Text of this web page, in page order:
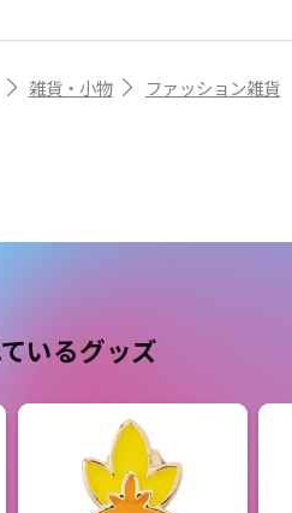
雑貨・小物 ファッション雑貨
いるグッズ